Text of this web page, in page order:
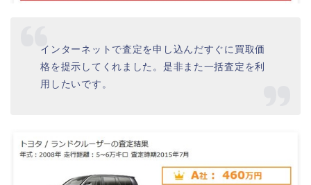
インターネットで査定を申し込んだすぐに買取価
格を提示してくれました。是非また一括査定を利
用したいです。